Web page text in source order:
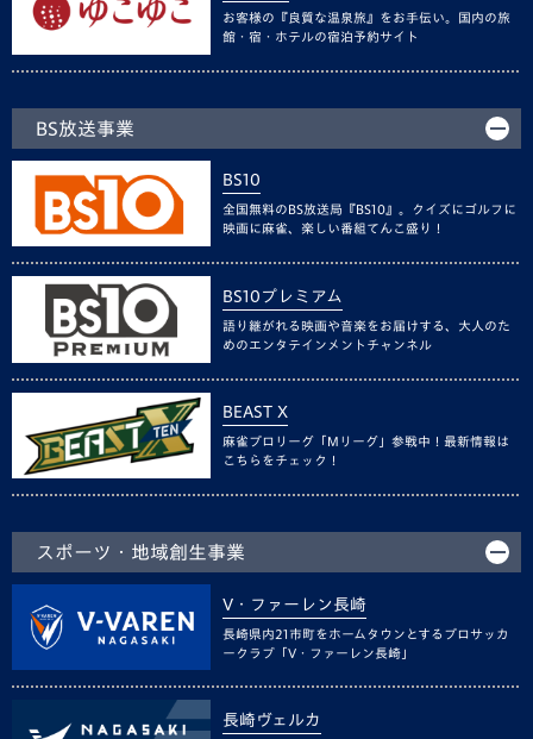
お客様の『良質な温泉旅』をお手伝い。国内の旅
館・宿・ホテルの宿泊予約サイト
BS放送事業
BS10
全国無料のBS放送局『BS10』。クイズにゴルフに
映画に麻雀、楽しい番組てんこ盛り！
BS10プレミアム
語り継がれる映画や音楽をお届けする、大人のた
めのエンタテインメントチャンネル
BEAST X
麻雀プロリーグ「Mリーグ」参戦中！最新情報は
こちらをチェック！
スポーツ・地域創生事業
V・ファーレン長崎
長崎県内21市町をホームタウンとするプロサッカ
ークラブ「V・ファーレン長崎」
長崎ヴェルカ